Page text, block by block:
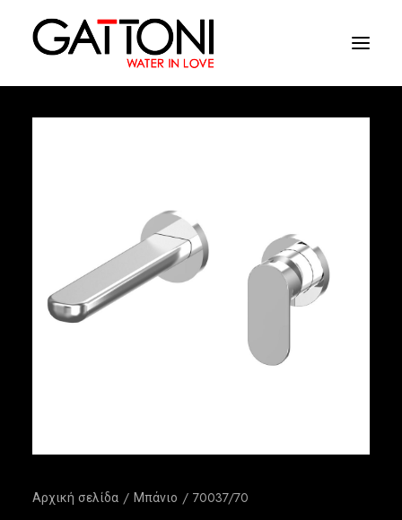
Tελειωματα
Αρχική σελίδα Μπάνιο 70037/70